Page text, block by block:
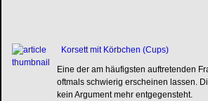
Korsett mit Körbchen (Cups)
Eine der am häufigsten auftretenden
oftmals schwierig erscheinen lassen.
kein Argument mehr entgegensteht.